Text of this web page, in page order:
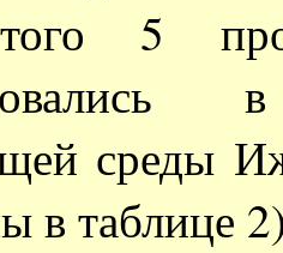
5
среды
в таблице